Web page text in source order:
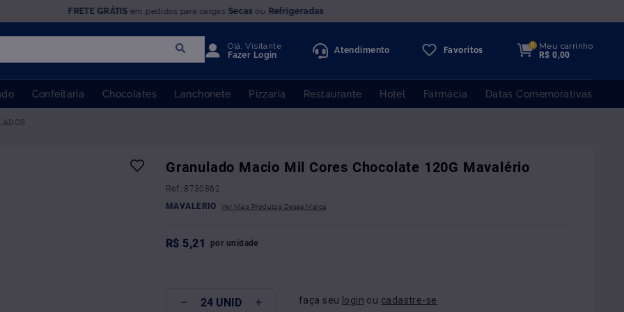
FRETE GRÁTISem pedidos para cargas Secas ou Refrigeradas
Olá, Visitante
Fazer Login
Atendimento Favoritos
0
Meu carrinho
R$ 0,00
Confeitaria Chocolates Lanchonete Pizzaria Restaurante Hotel Farmácia Datas Comemorativas
Granulado Macio Mil Cores Chocolate 120G Mavalério
:8730862
MAVALERIO
R$ 5,21 por unidade
＋
－ faça seu login ou cadastre-se